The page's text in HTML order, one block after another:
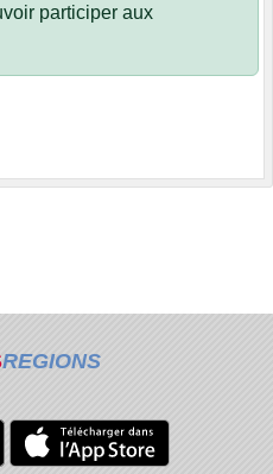
participer aux
REGIONS